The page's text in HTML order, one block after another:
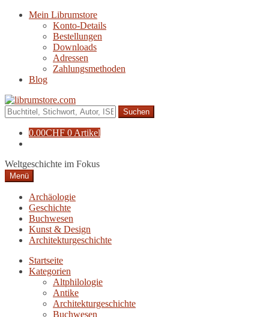
Navigation
Zum
Mein Librumstore
Konto-Details
Bestellungen
Downloads
Adressen
Zahlungsmethoden
Blog
Suche
nach:
0.00CHF 0 Artikel
Weltgeschichte im Fokus
Menü
Archäologie
Geschichte
Buchwesen
Kunst & Design
Architekturgeschichte
Startseite
Kategorien
Altphilologie
Antike
Architekturgeschichte
Buchwesen